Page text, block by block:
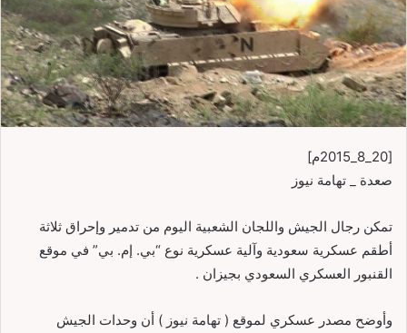
[20_8_2015م]
صعدة _ تهامة نيوز
تمكن رجال الجيش واللجان الشعبية اليوم من تدمير وإحراق ثلاثة
أطقم عسكرية سعودية وآلية عسكرية نوع “بي. إم. بي” في موقع
القنبور العسكري السعودي بجيزان .
وأوضح مصدر عسكري لموقع ( تهامة نيوز ) أن وحدات الجيش